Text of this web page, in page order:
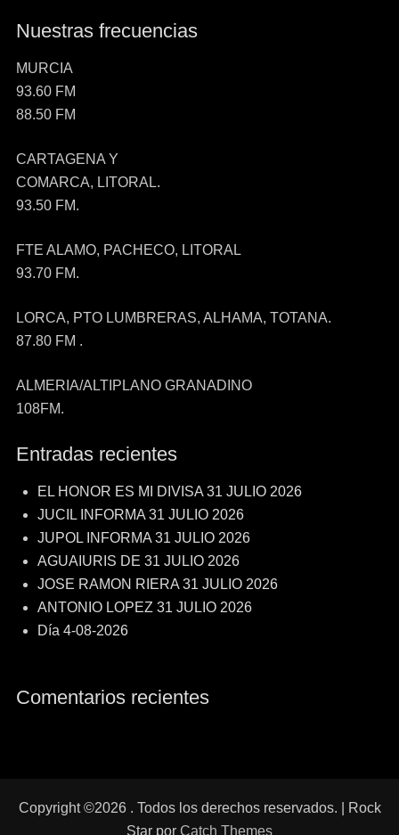
Nuestras frecuencias
MURCIA
93.60 FM
88.50 FM
CARTAGENA Y
COMARCA, LITORAL.
93.50 FM.
FTE ALAMO, PACHECO, LITORAL
93.70 FM.
LORCA, PTO LUMBRERAS, ALHAMA, TOTANA.
87.80 FM .
ALMERIA/ALTIPLANO GRANADINO
108FM.
Entradas recientes
EL HONOR ES MI DIVISA 31 JULIO 2026
JUCIL INFORMA 31 JULIO 2026
JUPOL INFORMA 31 JULIO 2026
AGUAIURIS DE 31 JULIO 2026
JOSE RAMON RIERA 31 JULIO 2026
ANTONIO LOPEZ 31 JULIO 2026
Día 4-08-2026
Comentarios recientes
Copyright ©2026 . Todos los derechos reservados. | Rock
Star por Catch Themes